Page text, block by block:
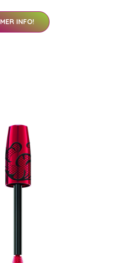
MER INFO!